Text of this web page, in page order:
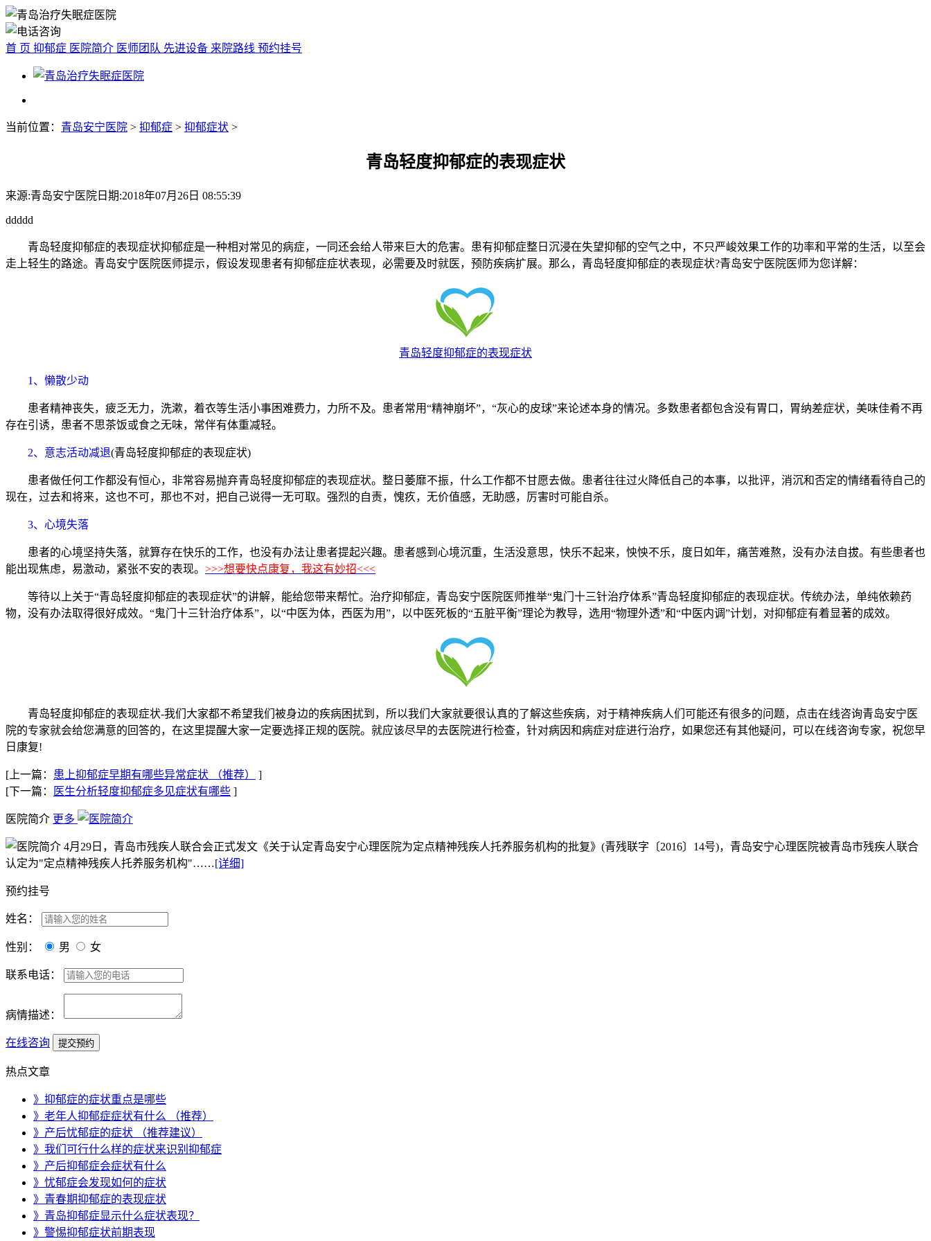
首 页 抑郁症 医院简介 医师团队 先进设备 来院路线 预约挂号
当前位置： 青岛安宁医院 > 抑郁症 > 抑郁症状 >
青岛轻度抑郁症的表现症状
来源:青岛安宁医院 日期:2018年07月26日 08:55:39
ddddd
青岛轻度抑郁症的表现症状抑郁症是一种相对常见的病症，一同还会给人带来巨大的危害。患有抑郁症整日沉浸在失望抑郁的空气之中，不只严峻效果工作的功率和平常的生活，以至会
走上轻生的路途。青岛安宁医院医师提示，假设发现患者有抑郁症症状表现，必需要及时就医，预防疾病扩展。那么，青岛轻度抑郁症的表现症状?青岛安宁医院医师为您详解：
青岛轻度抑郁症的表现症状
1、懒散少动
患者精神丧失，疲乏无力，洗漱，着衣等生活小事困难费力，力所不及。患者常用“精神崩坏”，“灰心的皮球”来论述本身的情况。多数患者都包含没有胃口，胃纳差症状，美味佳肴不再
存在引诱，患者不思茶饭或食之无味，常伴有体重减轻。
2、意志活动减退(青岛轻度抑郁症的表现症状)
患者做任何工作都没有恒心，非常容易抛弃青岛轻度抑郁症的表现症状。整日萎靡不振，什么工作都不甘愿去做。患者往往过火降低自己的本事，以批评，消沉和否定的情绪看待自己的
现在，过去和将来，这也不可，那也不对，把自己说得一无可取。强烈的自责，愧疚，无价值感，无助感，厉害时可能自杀。
3、心境失落
患者的心境坚持失落，就算存在快乐的工作，也没有办法让患者提起兴趣。患者感到心境沉重，生活没意思，快乐不起来，怏怏不乐，度日如年，痛苦难熬，没有办法自拔。有些患者也
能出现焦虑，易激动，紧张不安的表现。 >>>想要快点康复，我这有妙招<<<
等待以上关于“青岛轻度抑郁症的表现症状”的讲解，能给您带来帮忙。治疗抑郁症，青岛安宁医院医师推举“鬼门十三针治疗体系”青岛轻度抑郁症的表现症状。传统办法，单纯依赖药
物，没有办法取得很好成效。“鬼门十三针治疗体系”，以“中医为体，西医为用”，以中医死板的“五脏平衡”理论为教导，选用“物理外透”和“中医内调”计划，对抑郁症有着显著的成效。
青岛轻度抑郁症的表现症状-我们大家都不希望我们被身边的疾病困扰到，所以我们大家就要很认真的了解这些疾病，对于精神疾病人们可能还有很多的问题，点击在线咨询青岛安宁医
院的专家就会给您满意的回答的，在这里提醒大家一定要选择正规的医院。就应该尽早的去医院进行检查，针对病因和病症对症进行治疗，如果您还有其他疑问，可以在线咨询专家，祝您早
日康复!
[上一篇： 患上抑郁症早期有哪些异常症状 （推荐）
]
[下一篇：
医生分析轻度抑郁症多见症状有哪些 ]
医院简介 更多
4月29日，青岛市残疾人联合会正式发文《关于认定青岛安宁心理医院为定点精神残疾人托养服务机构的批复》(青残联字〔2016〕14号)，青岛安宁心理医院被青岛市残疾人联合
认定为"定点精神残疾人托养服务机构"……[详细]
预约挂号
姓名：
性别： 男 女
联系电话：
病情描述：
在线咨询
热点文章
》抑郁症的症状重点是哪些
》老年人抑郁症症状有什么 （推荐）
》产后忧郁症的症状 （推荐建议）
》我们可行什么样的症状来识别抑郁症
》产后抑郁症会症状有什么
》忧郁症会发现如何的症状
》青春期抑郁症的表现症状
》青岛抑郁症显示什么症状表现？
》警惕抑郁症状前期表现